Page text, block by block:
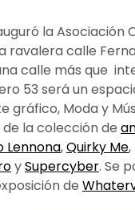
la Asociación
ravalera calle
calle más que
53 será un
gráfico, Moda y
la colección de
Lennona,Quirky Me,
ySupercyber. Se
de